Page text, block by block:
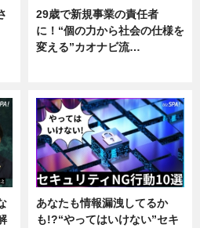
29歳で新規事業の責任者
に！“個の力から社会の仕様を
変える”カオナビ流…
あなたも情報漏洩してるか
も!?“やってはいけない”セキ